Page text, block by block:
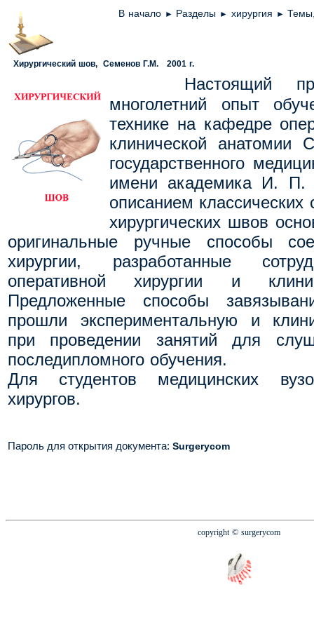
В начало ► Разделы ► хирургия ►
Хирургический шов, Семенов Г.М. 2001 г.
Настоящий
многолетний опыт
технике на кафедре
клинической анатомии
государственного
имени академика И. П.
описанием
хирургических швов
оригинальные ручные способы
хирургии, разработанные
оперативной хирургии и
Предложенные способы
прошли экспериментальную и
при проведении занятий для
последипломного обучения.
Для студентов медицинских
хирургов.
Пароль для открытия документа: Surgerycom
copyright © surgerycom